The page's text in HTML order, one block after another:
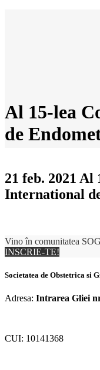
Al 15-lea
de
21 feb. 2021 Al
International
Vino în comunitatea
INSCRIE-TE!
Societatea de Obstetrica si
Adresa: Intrarea Gliei
CUI: 10141368